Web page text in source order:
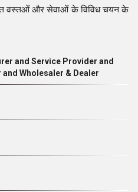
वस्तुओं और सेवाओं के विविध चयन के
और सेवा प्रदाता के रूप में बाजार में
और खुदरा विक्रेताओं से
कर रहे हैं।
and Service Provider and
Wholesaler & Dealer